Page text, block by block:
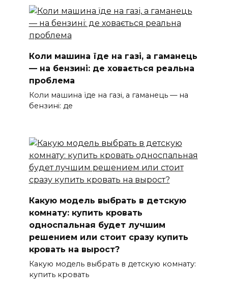
Коли машина їде на газі, а гаманець
— на бензині: де ховається реальна
проблема
Коли машина їде на газі, а гаманець — на
бензині: де
Какую модель выбрать в детскую
комнату: купить кровать
односпальная будет лучшим
решением или стоит сразу купить
кровать на вырост?
Какую модель выбрать в детскую комнату:
купить кровать